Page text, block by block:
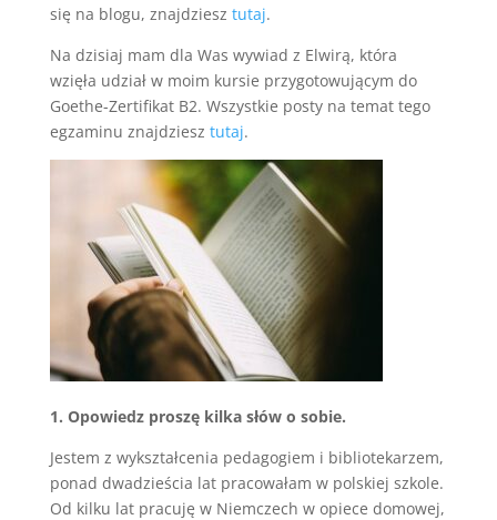
się na blogu, znajdziesz tutaj.
Na dzisiaj mam dla Was wywiad z Elwirą, która
wzięła udział w moim kursie przygotowującym do
Goethe-Zertifikat B2. Wszystkie posty na temat tego
egzaminu znajdziesz tutaj.
1. Opowiedz proszę kilka słów o sobie.
Jestem z wykształcenia pedagogiem i bibliotekarzem,
ponad dwadzieścia lat pracowałam w polskiej szkole.
Od kilku lat pracuję w Niemczech w opiece domowej,